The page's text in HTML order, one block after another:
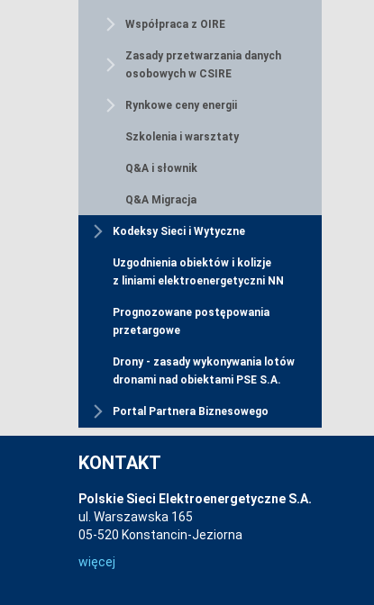
Współpraca z OIRE
Zasady przetwarzania danych
osobowych w CSIRE
Rynkowe ceny energii
Szkolenia i warsztaty
Q&A i słownik
Q&A Migracja
Kodeksy Sieci i Wytyczne
Uzgodnienia obiektów i kolizje
z liniami elektroenergetyczni NN
Prognozowane postępowania
przetargowe
Drony - zasady wykonywania lotów
dronami nad obiektami PSE S.A.
Portal Partnera Biznesowego
KONTAKT
Polskie Sieci Elektroenergetyczne S.A.
ul. Warszawska 165
05-520 Konstancin-Jeziorna
więcej